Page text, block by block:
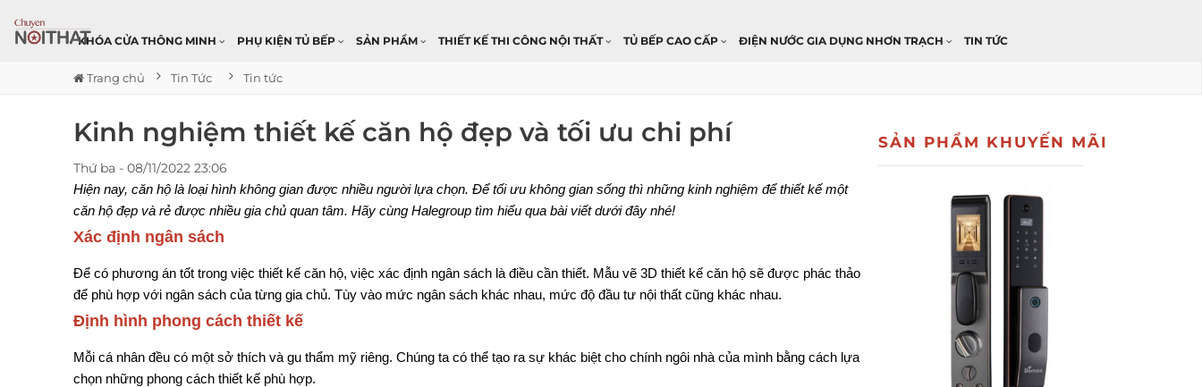
KHÓA CỬA THÔNG MINH PHỤ KIỆN TỦ BẾP SẢN PHẨM THIẾT KẾ THI CÔNG NỘI THẤT TỦ BẾP CAO CẤP ĐIỆN NƯỚC GIA DỤNG NHƠN TRẠCH TIN TỨC
Trang chủ Tin Tức Tin tức
Kinh nghiệm thiết kế căn hộ đẹp và tối ưu chi phí
Thứ ba - 08/11/2022 23:06
Hiện nay, căn hộ là loại hình không gian được nhiều người lựa chọn. Để tối ưu không gian sống thì những kinh nghiệm để thiết kế một
căn hộ đẹp và rẻ được nhiều gia chủ quan tâm. Hãy cùng Halegroup tìm hiểu qua bài viết dưới đây nhé!
Xác định ngân sách
Để có phương án tốt trong việc thiết kế căn hộ, việc xác định ngân sách là điều cần thiết. Mẫu vẽ 3D thiết kế căn hộ sẽ được phác thảo
để phù hợp với ngân sách của từng gia chủ. Tùy vào mức ngân sách khác nhau, mức độ đầu tư nội thất cũng khác nhau.
Định hình phong cách thiết kế
Mỗi cá nhân đều có một sở thích và gu thẩm mỹ riêng. Chúng ta có thể tạo ra sự khác biệt cho chính ngôi nhà của mình bằng cách lựa
chọn những phong cách thiết kế phù hợp.
SẢN PHẨM KHUYẾN MÃI